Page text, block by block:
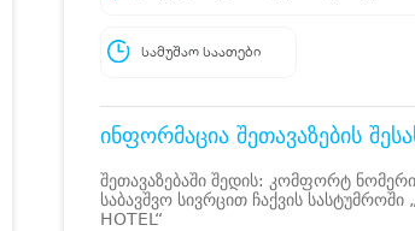
სამუშაო საათები
ინფორმაცია შეთავაზების
შეთავაზებაში შედის: კომფორტ
საბავშვო სივრცით ჩაქვის
HOTEL“